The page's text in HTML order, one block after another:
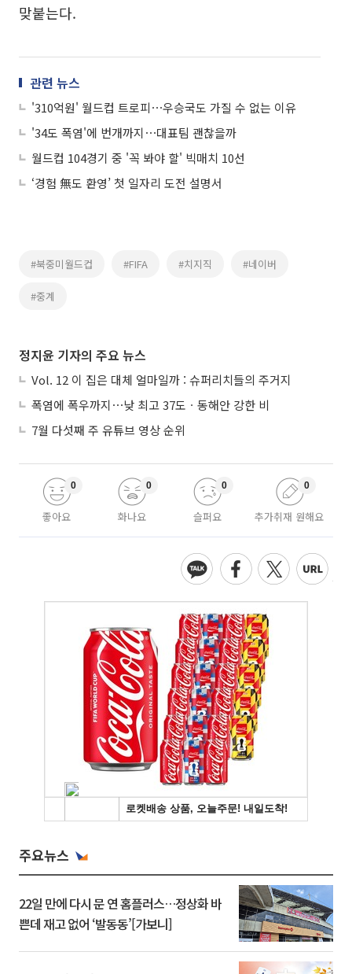
맞붙는다.
관련 뉴스
'310억원' 월드컵 트로피⋯우승국도 가질 수 없는 이유
'34도 폭염'에 번개까지⋯대표팀 괜찮을까
월드컵 104경기 중 '꼭 봐야 할' 빅매치 10선
‘경험 無도 환영’ 첫 일자리 도전 설명서
#북중미월드컵 #FIFA #치지직 #네이버
#중계
정지윤 기자의 주요 뉴스
Vol. 12 이 집은 대체 얼마일까 : 슈퍼리치들의 주거지
폭염에 폭우까지⋯낮 최고 37도ㆍ동해안 강한 비
7월 다섯째 주 유튜브 영상 순위
좋아요
0
화나요
0
슬퍼요
0
추가취재 원해요
0
주요뉴스
22일 만에 다시 문 연 홈플러스…정상화 바
쁜데 재고 없어 ‘발동동’[가보니]